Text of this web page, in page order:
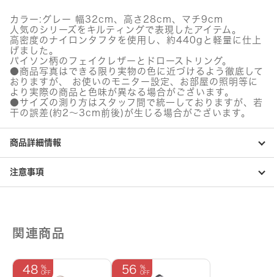
グ
×
キ
ル
ト
2WAY
ト
ー
ト
S
サ
イ
ズ
グ
レ
カラー:グレー 幅32cm、高さ28cm、マチ9cm
人気のシリーズをキルティングで表現したアイテム。
高密度のナイロンタフタを使用し、約440gと軽量に仕上
げました。
パイソン柄のフェイクレザーとドローストリング。
●商品写真はできる限り実物の色に近づけるよう徹底して
おりますが、 お使いのモニター設定、お部屋の照明等に
より実際の商品と色味が異なる場合がございます。
●サイズの測り方はスタッフ間で統一しておりますが、若
干の誤差(約2～3cm前後)が生じる場合がございます。
商品詳細情報
注意事項
関連商品
48 56